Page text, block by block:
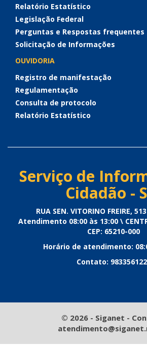
Relatório Estatístico
Legislação Federal
Perguntas e Respostas frequentes
Solicitação de Informações
OUVIDORIA
Registro de manifestação
Regulamentação
Consulta de protocolo
Relatório Estatístico
Serviço de
Cidadão -
RUA SEN. VITORINO FREIRE,
Atendimento 08:00 às 13:00 \
CEP: 65210-000
Horário de atendimento:
Contato:
© 2026 - Siganet -